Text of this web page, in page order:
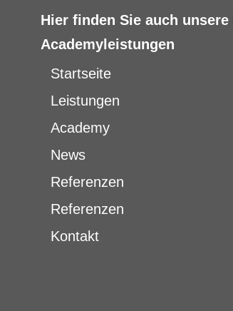
Hier finden Sie auch unsere
Academyleistungen
Startseite
Leistungen
Academy
News
Referenzen
Referenzen
Kontakt